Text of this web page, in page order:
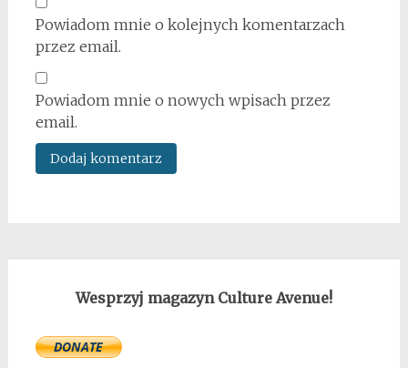
Powiadom mnie o kolejnych komentarzach
przez email.
Powiadom mnie o nowych wpisach przez
email.
Wesprzyj magazyn Culture Avenue!